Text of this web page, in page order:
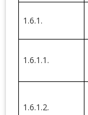
1.6.1.
1.6.1.1.
1.6.1.2.